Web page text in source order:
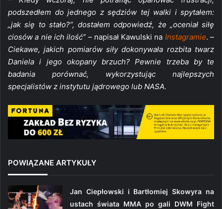
podszedłem do jednego z sędziów tej walki i spytałem:
„jak się to stało?”, dostałem odpowiedź, że „oceniał siłę
ciosów a nie ich ilość” –napisał Kawulski na Instagramie.–
Ciekawe, jakich pomiarów siły dokonywała rozbita twarz
Daniela i jego okopany brzuch? Pewnie trzeba by te
badania porównać, wykorzystując najlepszych
specjalistów z instytutu jądrowego lub NASA.
POWIĄZANE ARTYKUŁY
Jan Ciepłowski i Bartłomiej Skowyra na
ustach świata MMA po gali DWM Fight